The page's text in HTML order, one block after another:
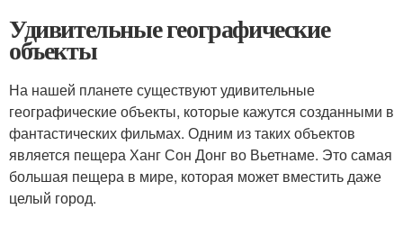
Удивительные географические
объекты
На нашей планете существуют удивительные
географические объекты, которые кажутся созданными в
фантастических фильмах. Одним из таких объектов
является пещера Ханг Сон Донг во Вьетнаме. Это самая
большая пещера в мире, которая может вместить даже
целый город.